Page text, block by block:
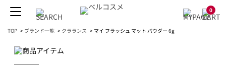
0
TOP > ブランド一覧 > クラランス > マイ フラッシュ マット パウダー 6g